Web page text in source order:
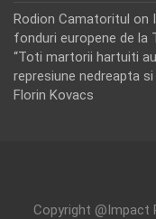
Rodion Camatoritul on
fonduri europene de la
“Toti martorii hartuiti
represiune nedreapta
Florin Kovacs
Copyright @Impact